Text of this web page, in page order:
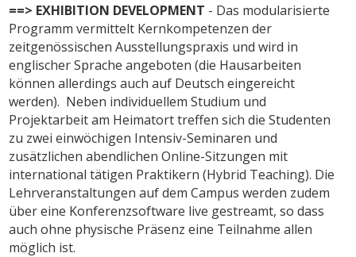
==> EXHIBITION DEVELOPMENT - Das modularisierte
Programm vermittelt Kernkompetenzen der
zeitgenössischen Ausstellungspraxis und wird in
englischer Sprache angeboten (die Hausarbeiten
können allerdings auch auf Deutsch eingereicht
werden). Neben individuellem Studium und
Projektarbeit am Heimatort treffen sich die Studenten
zu zwei einwöchigen Intensiv-Seminaren und
zusätzlichen abendlichen Online-Sitzungen mit
international tätigen Praktikern (Hybrid Teaching). Die
Lehrveranstaltungen auf dem Campus werden zudem
über eine Konferenzsoftware live gestreamt, so dass
auch ohne physische Präsenz eine Teilnahme allen
möglich ist.